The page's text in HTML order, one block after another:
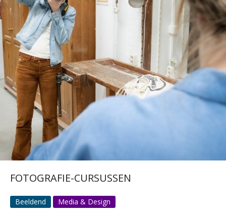
FOTOGRAFIE-CURSUSSEN
Beeldend Media & Design